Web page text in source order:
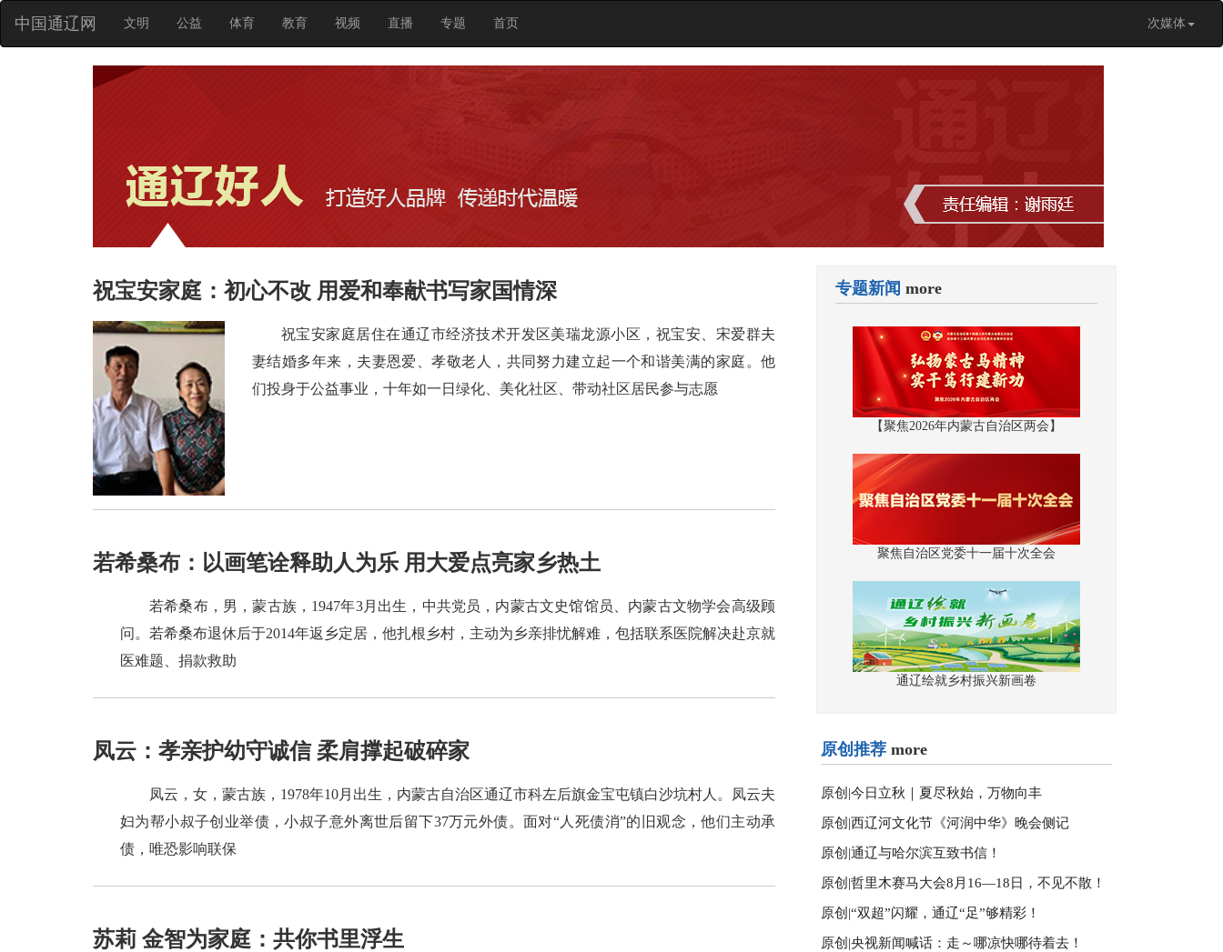
中国通辽网 文明 公益 体育 教育 视频 直播 专题 首页 次媒体
祝宝安家庭：初心不改 用爱和奉献书写家国情深
祝宝安家庭居住在通辽市经济技术开发区美瑞龙源小区，祝宝安、宋爱群夫
妻结婚多年来，夫妻恩爱、孝敬老人，共同努力建立起一个和谐美满的家庭。他
们投身于公益事业，十年如一日绿化、美化社区、带动社区居民参与志愿
若希桑布：以画笔诠释助人为乐 用大爱点亮家乡热土
若希桑布，男，蒙古族，1947年3月出生，中共党员，内蒙古文史馆馆员、内蒙古文物学会高级顾
问。若希桑布退休后于2014年返乡定居，他扎根乡村，主动为乡亲排忧解难，包括联系医院解决赴京就
医难题、捐款救助
凤云：孝亲护幼守诚信 柔肩撑起破碎家
凤云，女，蒙古族，1978年10月出生，内蒙古自治区通辽市科左后旗金宝屯镇白沙坑村人。凤云夫
妇为帮小叔子创业举债，小叔子意外离世后留下37万元外债。面对“人死债消”的旧观念，他们主动承
债，唯恐影响联保
苏莉 金智为家庭：共你书里浮生
专题新闻 more
【聚焦2026年内蒙古自治区两会】
聚焦自治区党委十一届十次全会
通辽绘就乡村振兴新画卷
原创推荐 more
原创|今日立秋｜夏尽秋始，万物向丰
原创|西辽河文化节《河润中华》晚会侧记
原创|通辽与哈尔滨互致书信！
原创|哲里木赛马大会8月16—18日，不见不散！
原创|“双超”闪耀，通辽“足”够精彩！
原创|央视新闻喊话：走～哪凉快哪待着去！